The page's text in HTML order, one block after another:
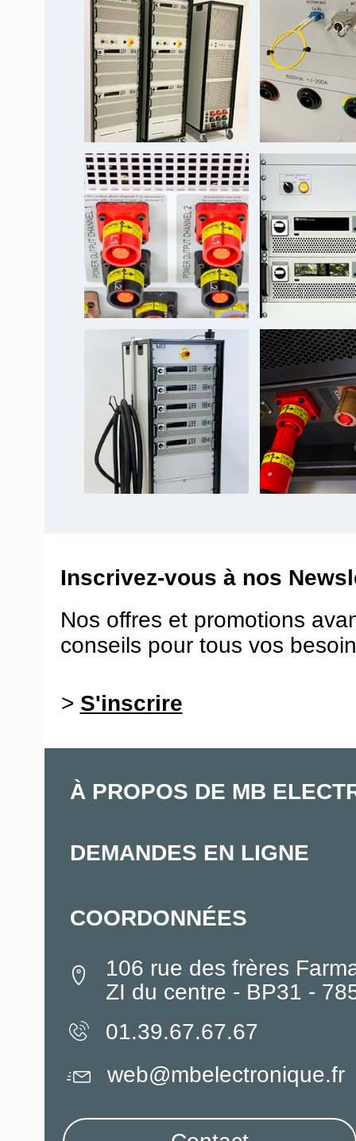
Inscrivez-vous à nos
Nos offres et promotions
conseils pour tous vos
> S'inscrire
À PROPOS DE MB
DEMANDES EN LIGNE
COORDONNÉES
106 rue des frères
ZI du centre - BP31 -
01.39.67.67.67
web@mbelectronique.fr